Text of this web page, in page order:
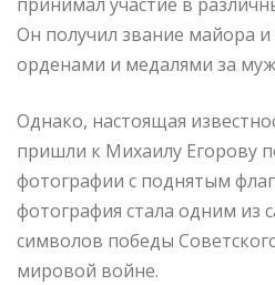
Он получил звание майора
орденами и медалями за
Однако, настоящая
пришли к Михаилу Егорову
фотографии с поднятым
фотография стала одним из
символов победы
мировой войне.